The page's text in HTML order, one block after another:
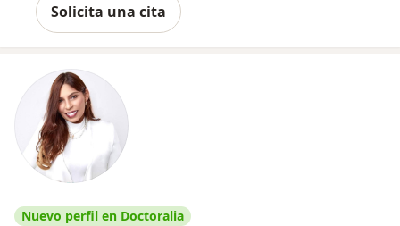
Solicita una cita
Nuevo perfil en Doctoralia